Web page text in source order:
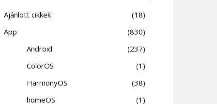
Ajánlott cikkek
18
App
830
Android
237
ColorOS
1
HarmonyOS
38
homeOS
1